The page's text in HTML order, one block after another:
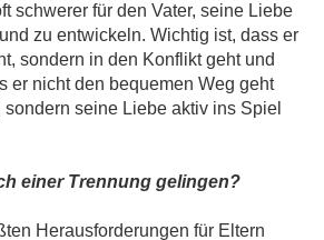
schwerer für den Vater, seine Liebe
zu entwickeln. Wichtig ist, dass er
sondern in den Konflikt geht und
er nicht den bequemen Weg geht
seine Liebe aktiv ins Spiel
einer Trennung gelingen?
Herausforderungen für Eltern